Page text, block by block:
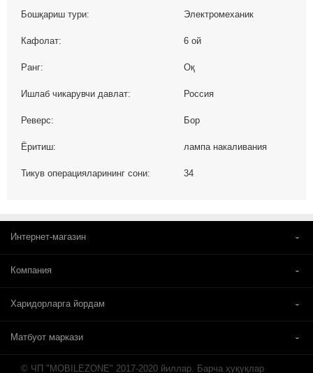
Бошқариш тури: Электромеханик
Кафолат: 6 ой
Ранг: Оқ
Ишлаб чикарувчи давлат: Россия
Реверс: Бор
Ёритиш: лампа накаливания
Тикув операцияларининг сони: 34
Интернет-магазин
Компания
Харидорларга йордам
Матбуот маркази
© ЧП "MOBILEZONE" 2017-2020 йиллар. Барча ҳуқуқлар